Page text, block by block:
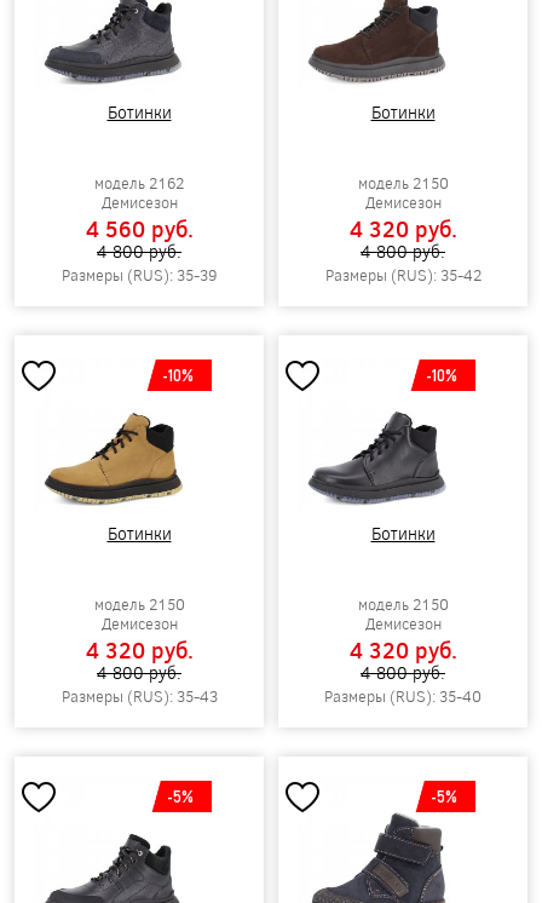
Ботинки
модель 2162
Демисезон
4 560 pуб.
4 800 pуб.
Размеры (RUS): 35-39
Ботинки
модель 2150
Демисезон
4 320 pуб.
4 800 pуб.
Размеры (RUS): 35-42
-10%
Ботинки
модель 2150
Демисезон
4 320 pуб.
4 800 pуб.
Размеры (RUS): 35-43
-10%
Ботинки
модель 2150
Демисезон
4 320 pуб.
4 800 pуб.
Размеры (RUS): 35-40
-5% -5%